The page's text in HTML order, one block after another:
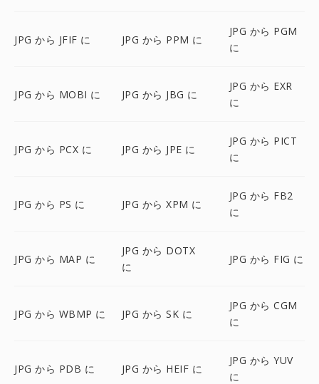
JPG から JFIF に JPG から PPM に
JPG から PGM
に
JPG から MOBI に JPG から JBG に
JPG から EXR
に
JPG から PCX に JPG から JPE に
JPG から PICT
に
JPG から PS に JPG から XPM に
JPG から FB2
に
JPG から MAP に
JPG から DOTX
に
JPG から FIG に
JPG から WBMP に JPG から SK に
JPG から CGM
に
JPG から PDB に JPG から HEIF に
JPG から YUV
に